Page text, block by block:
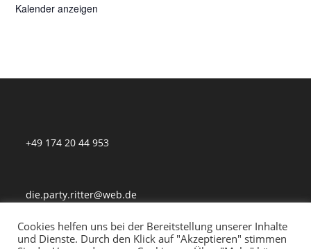
Kalender anzeigen
+49 174 20 44 953
die.party.ritter@web.de
Cookies helfen uns bei der Bereitstellung unserer Inhalte
und Dienste. Durch den Klick auf "Akzeptieren" stimmen